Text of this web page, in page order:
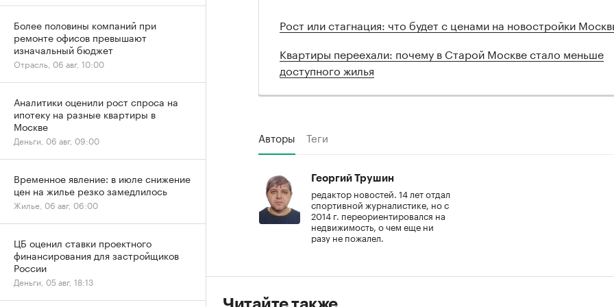
Рост или стагнация: что будет с ценами на новостройки
Квартиры переехали: почему в Старой Москве стало меньше
доступного жилья
Авторы Теги
Георгий Трушин
редактор новостей. 14 лет отдал
спортивной журналистике, но с
2014 г. переориентировался на
недвижимость, о чем еще ни
разу не пожалел.
Более половины компаний при
ремонте офисов превышают
изначальный бюджет
Отрасль, 06 авг, 10:00
Аналитики оценили рост спроса на
ипотеку на разные квартиры в
Москве
Деньги, 06 авг, 09:00
Временное явление: в июле снижение
цен на жилье резко замедлилось
Жилье, 06 авг, 06:00
ЦБ оценил ставки проектного
финансирования для застройщиков
России
Деньги, 05 авг, 18:13